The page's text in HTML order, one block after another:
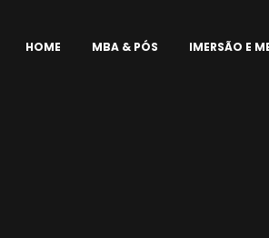
HOME MBA & PÓS IMERSÃO E